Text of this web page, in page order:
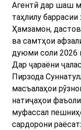
Агентӣ дар шаш
таҳлилу
Ҳамзамон,
ва самтҳои
дуюми соли 2026
Дар ҷараёни
Пирзода
масъалаҳои
натиҷаҳои
муфассал
сардорони